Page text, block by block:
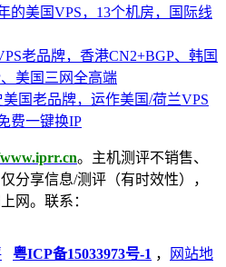
的美国VPS，13个机房，国际线
老品牌，香港CN2+BGP、韩国
美国三网全高端
美国老品牌，运作美国/荷兰VPS
费一键换IP
。主机测评不销售、
分享信息/测评（有时效性），
网。联系：
粤ICP备15033973号-1 ，
网站地